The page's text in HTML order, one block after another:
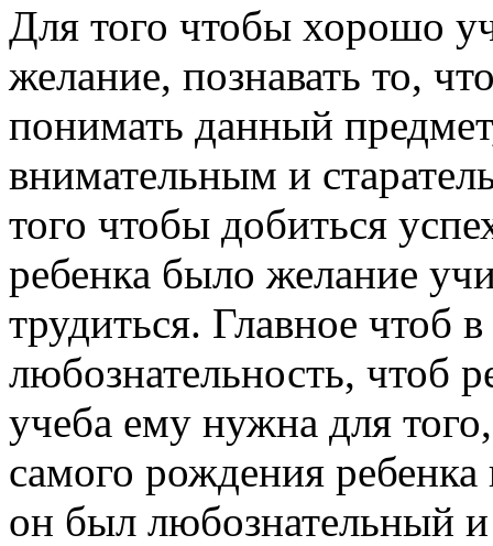
Для того чтобы хорошо
желание, познавать то,
понимать данный
внимательным и
того чтобы добиться
ребенка было желание
трудиться. Главное чтоб
любознательность, чтоб
учеба ему нужна для
самого рождения
он был любознательный и